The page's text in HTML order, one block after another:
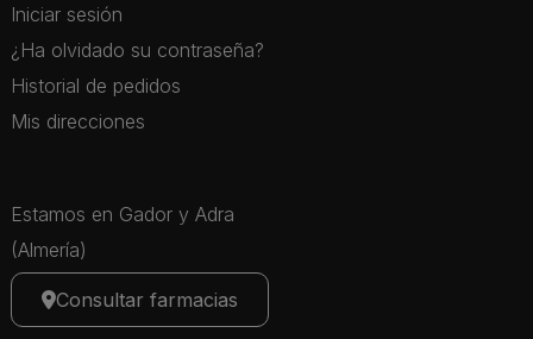
Iniciar sesión
¿Ha olvidado su contraseña?
Historial de pedidos
Mis direcciones
Estamos en Gador y Adra
(Almería)
Consultar farmacias